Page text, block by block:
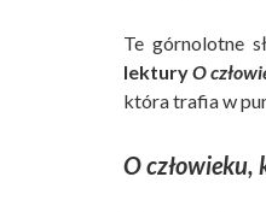
Te górnolotne
lekturyO
która trafia w
O człowieku,